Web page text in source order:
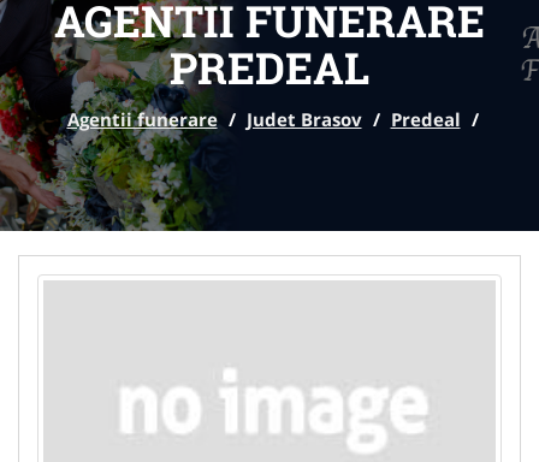
AGENTII FUNERARE
PREDEAL
Agentii funerare / Judet Brasov / Predeal /